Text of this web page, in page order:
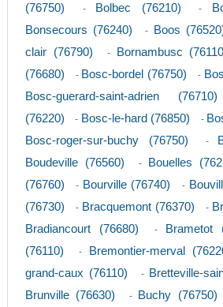
(76750)
- Bolbec (76210) -
Bonsecours (76240) - Boos
clair (76790)
- Bornambusc
(76680)
- Bosc-bordel (76750) -
Bosc-guerard-saint-adrien (76710)
(76220)
- Bosc-le-hard (76850) -
Bosc-roger-sur-buchy (76750) -
Boudeville (76560) - Bouelles
(76760)
- Bourville (76740) -
(76730)
- Bracquemont (76370) -
Bradiancourt (76680) - Brametot
(76110)
- Bremontier-merval
grand-caux (76110)
- Bretteville-
Brunville (76630) - Buchy (76750)